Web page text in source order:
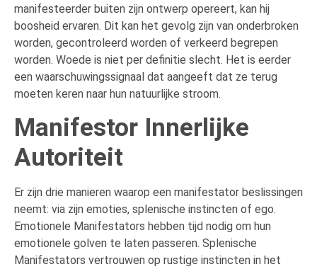
manifesteerder buiten zijn ontwerp opereert, kan hij
boosheid ervaren. Dit kan het gevolg zijn van onderbroken
worden, gecontroleerd worden of verkeerd begrepen
worden. Woede is niet per definitie slecht. Het is eerder
een waarschuwingssignaal dat aangeeft dat ze terug
moeten keren naar hun natuurlijke stroom.
Manifestor Innerlijke
Autoriteit
Er zijn drie manieren waarop een manifestator beslissingen
neemt: via zijn emoties, splenische instincten of ego.
Emotionele Manifestators hebben tijd nodig om hun
emotionele golven te laten passeren. Splenische
Manifestators vertrouwen op rustige instincten in het